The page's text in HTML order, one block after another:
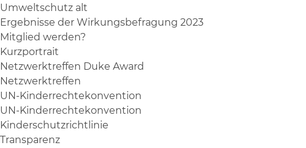
Umweltschutz alt
Ergebnisse der Wirkungsbefragung 2023
Mitglied werden?
Kurzportrait
Netzwerktreffen Duke Award
Netzwerktreffen
UN-Kinderrechtekonvention
UN-Kinderrechtekonvention
Kinderschutzrichtlinie
Transparenz